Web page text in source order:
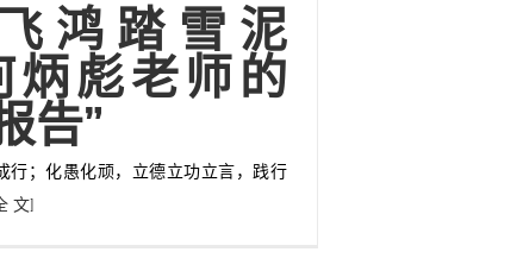
鸿踏雪泥
彪老师的
告”
行；化愚化顽，立德立功立言，践行
文]